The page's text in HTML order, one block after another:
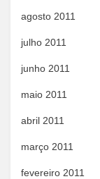
agosto 2011
julho 2011
junho 2011
maio 2011
abril 2011
março 2011
fevereiro 2011